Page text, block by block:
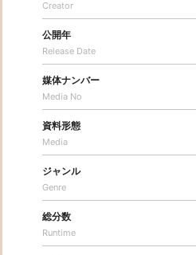
Creator
公開年
Release Date
媒体ナンバー
Media No
資料形態
Media
ジャンル
Genre
総分数
Runtime